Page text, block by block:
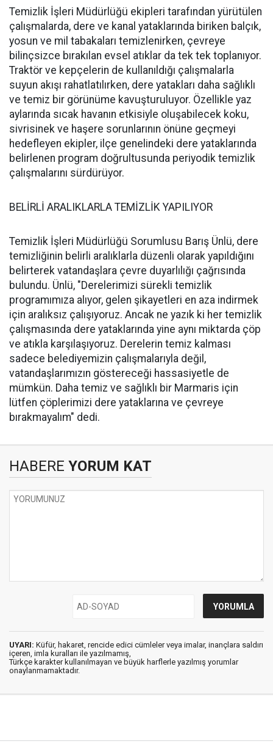
Temizlik İşleri Müdürlüğü ekipleri tarafından yürütülen
çalışmalarda, dere ve kanal yataklarında biriken balçık,
yosun ve mil tabakaları temizlenirken, çevreye
bilinçsizce bırakılan evsel atıklar da tek tek toplanıyor.
Traktör ve kepçelerin de kullanıldığı çalışmalarla
suyun akışı rahatlatılırken, dere yatakları daha sağlıklı
ve temiz bir görünüme kavuşturuluyor. Özellikle yaz
aylarında sıcak havanın etkisiyle oluşabilecek koku,
sivrisinek ve haşere sorunlarının önüne geçmeyi
hedefleyen ekipler, ilçe genelindeki dere yataklarında
belirlenen program doğrultusunda periyodik temizlik
çalışmalarını sürdürüyor.
BELİRLİ ARALIKLARLA TEMİZLİK YAPILIYOR
Temizlik İşleri Müdürlüğü Sorumlusu Barış Ünlü, dere
temizliğinin belirli aralıklarla düzenli olarak yapıldığını
belirterek vatandaşlara çevre duyarlılığı çağrısında
bulundu. Ünlü, "Derelerimizi sürekli temizlik
programımıza alıyor, gelen şikayetleri en aza indirmek
için aralıksız çalışıyoruz. Ancak ne yazık ki her temizlik
çalışmasında dere yataklarında yine aynı miktarda çöp
ve atıkla karşılaşıyoruz. Derelerin temiz kalması
sadece belediyemizin çalışmalarıyla değil,
vatandaşlarımızın göstereceği hassasiyetle de
mümkün. Daha temiz ve sağlıklı bir Marmaris için
lütfen çöplerimizi dere yataklarına ve çevreye
bırakmayalım" dedi.
HABERE YORUM KAT
UYARI: Küfür, hakaret, rencide edici cümleler veya imalar, inançlara saldırı
içeren, imla kuralları ile yazılmamış,
Türkçe karakter kullanılmayan ve büyük harflerle yazılmış yorumlar
onaylanmamaktadır.